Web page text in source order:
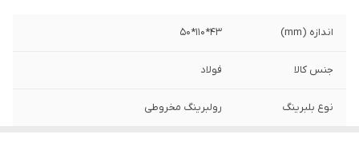
اندازه (mm) 43*110*50
جنس کالا فولاد
نوع بلبرینگ رولبرینگ مخروطی